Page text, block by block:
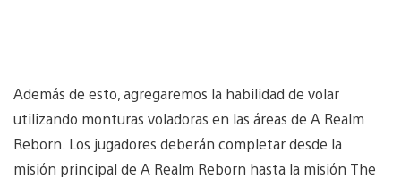
Además de esto, agregaremos la habilidad de volar
utilizando monturas voladoras en las áreas de A Realm
Reborn. Los jugadores deberán completar desde la
misión principal de A Realm Reborn hasta la misión The